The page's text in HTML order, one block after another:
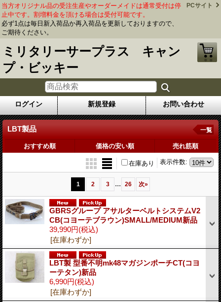
当方オリジナル品の受注生産やオーダーメイドは通常受付は停
止中です。割増料金を頂ける場合は受付可能です。
必ず1点は毎日新入荷品か再入荷品を更新しておりますので、
ご期待ください。
PCサイト
ミリタリーサープラス キャン
プ・ビッキー
ログイン 新規登録 お問い合わせ
LBT製品 一覧
おすすめ順 価格の安い順 売れ筋順
表示件数:
在庫あり
1 2 3 ... 26 次»
GBRSグループ アサルターベルトシステムV2
CB(コヨーテブラウン)SMALL/MEDIUM新品
39,990円(税込)
[在庫わずか]
LBT製 型番不明mk48マガジンポーチCT(コヨ
ーテタン)新品
6,990円(税込)
[在庫わずか]